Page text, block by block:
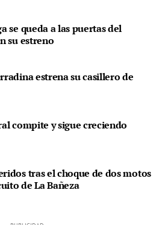
se queda a las puertas del
su estreno
estrena su casillero de
compite y sigue creciendo
tras el choque de dos motos
de La Bañeza